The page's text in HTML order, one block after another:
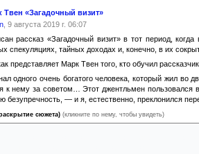
Твен «Загадочный визит»
, 9 августа 2019 г. 06:07
рассказ «Загадочный визит» в тот период,
спекуляциях, тайных доходах и, конечно, в их
представляет Марк Твен того, кто обучил
одного очень богатого человека, который жил во
к нему за советом… Этот джентльмен
безупречность, — и я, естественно, преклонился
сюжета) (кликните по нему, чтобы увидеть)